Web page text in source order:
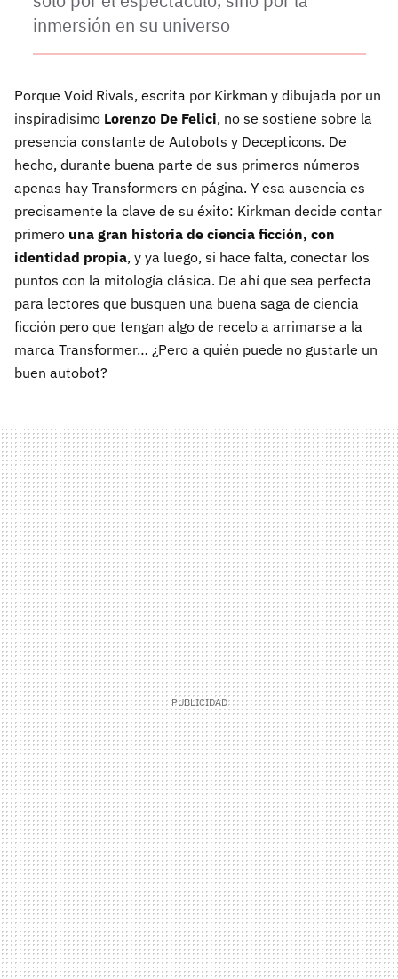
inmersión en su universo
Porque Void Rivals, escrita por Kirkman y dibujada por un
inspiradisimo Lorenzo De Felici, no se sostiene sobre la
presencia constante de Autobots y Decepticons. De
hecho, durante buena parte de sus primeros números
apenas hay Transformers en página. Y esa ausencia es
precisamente la clave de su éxito: Kirkman decide contar
primero una gran historia de ciencia ficción, con
identidad propia, y ya luego, si hace falta, conectar los
puntos con la mitología clásica. De ahí que sea perfecta
para lectores que busquen una buena saga de ciencia
ficción pero que tengan algo de recelo a arrimarse a la
marca Transformer… ¿Pero a quién puede no gustarle un
buen autobot?